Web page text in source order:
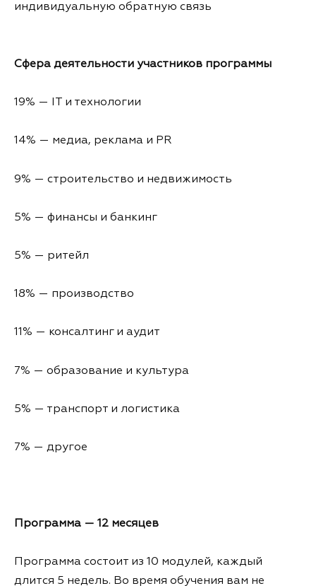
индивидуальную обратную связь
Сфера деятельности участников программы
19% — IT и технологии
14% — медиа, реклама и PR
9% — строительство и недвижимость
5% — финансы и банкинг
5% — ритейл
18% — производство
11% — консалтинг и аудит
7% — образование и культура
5% — транспорт и логистика
7% — другое
Программа — 12 месяцев
Программа состоит из 10 модулей, каждый
длится 5 недель. Во время обучения вам не